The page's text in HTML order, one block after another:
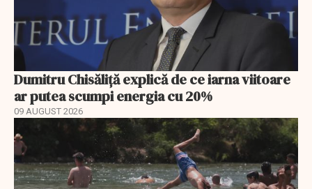
Dumitru Chisăliță explică de ce iarna viitoare
ar putea scumpi energia cu 20%
09 AUGUST 2026